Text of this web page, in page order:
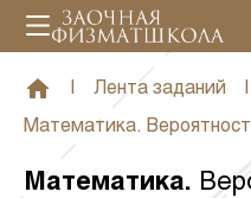
Лента заданий
Математика.
Математика.